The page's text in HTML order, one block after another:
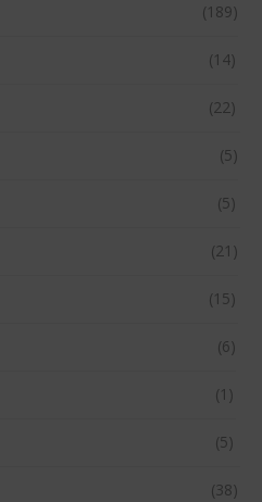
(189)
(14)
(22)
(5)
(5)
(21)
(15)
(6)
(1)
(5)
(38)